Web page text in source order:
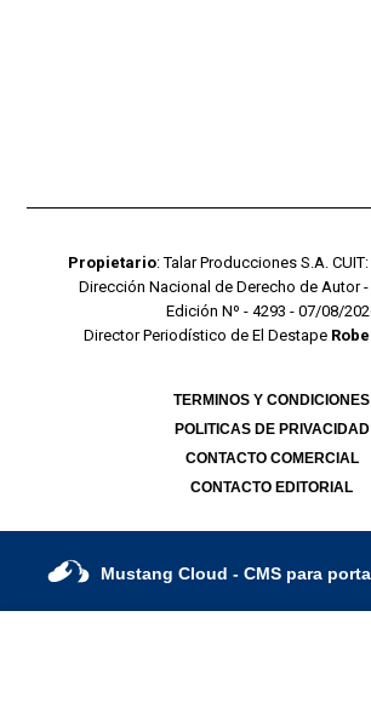
Propietario: Talar Producciones S.A.
Dirección Nacional de Derecho de Autor -
Edición Nº - 4293 - 07/08/
Director Periodístico de El Destape
TERMINOS Y CONDICIONES
POLITICAS DE PRIVACIDAD
CONTACTO COMERCIAL
CONTACTO EDITORIAL
Mustang Cloud - CMS para